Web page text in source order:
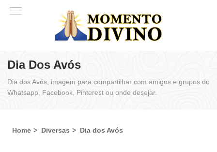
Dia Dos Avós
Dia dos Avós, imagem para compartilhar com amigos e grupos do
Whatsapp, Facebook, Pinterest ou onde desejar.
Home Diversas Dia dos Avós